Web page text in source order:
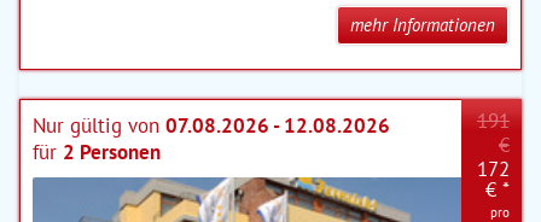
mehr Informationen
Nur gültig von 07.08.2026 - 12.08.2026
für 2 Personen
191
€
172
€ *
pro